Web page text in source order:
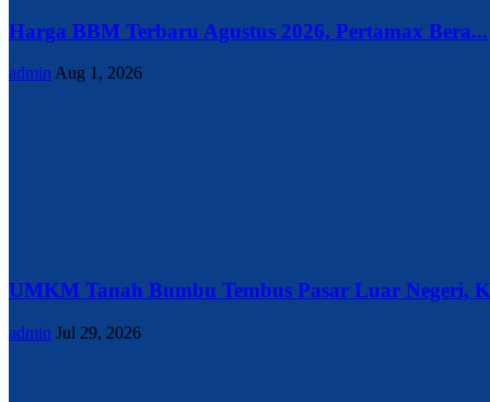
Harga BBM Terbaru Agustus 2026, Pertamax Bera...
admin Aug 1, 2026
UMKM Tanah Bumbu Tembus Pasar Luar Negeri,
admin Jul 29, 2026